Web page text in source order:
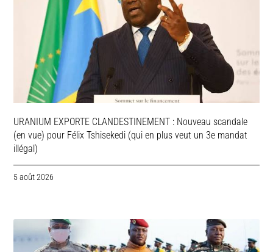
URANIUM EXPORTE CLANDESTINEMENT : Nouveau scandale
(en vue) pour Félix Tshisekedi (qui en plus veut un 3e mandat
illégal)
5 août 2026